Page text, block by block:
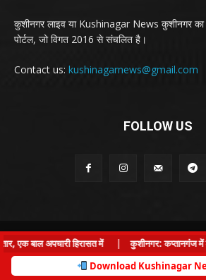
कुशीनगर लाइव या Kushinagar News कुशीनगर का
पोर्टल, जो विगत 2016 से संचलित है।
Contact us: kushinagarnews@gmail.com
FOLLOW US
© Kushinagar Live - 2022
Home About us Privacy Policy
बाल अपचारी हिरासत में |
कुशीनगर: कप्तानगंज में
Download Kushinagar